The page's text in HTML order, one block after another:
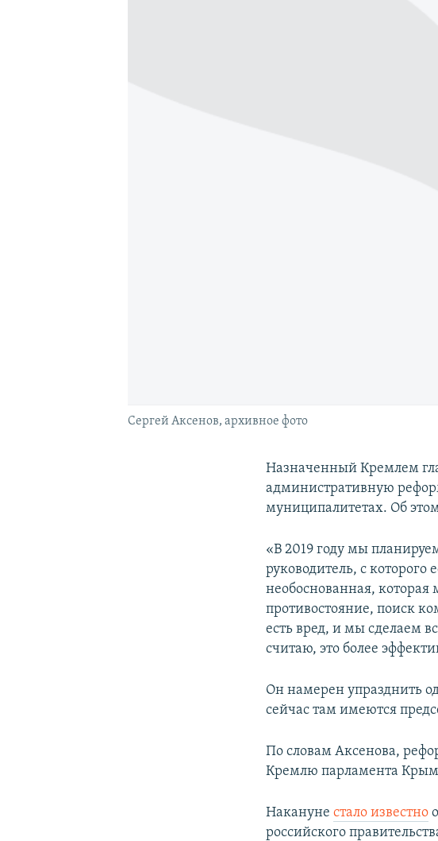
Сергей Аксенов, архивное фото
Назначенный Кремлем
административную
муниципалитетах. Об
«В 2019 году мы
руководитель, с которого
необоснованная,
противостояние, поиск
есть вред, и мы сделаем
считаю, это более
Он намерен упразднить
сейчас там имеются
По словам Аксенова,
Кремлю парламента
Наканунестало известно
российского